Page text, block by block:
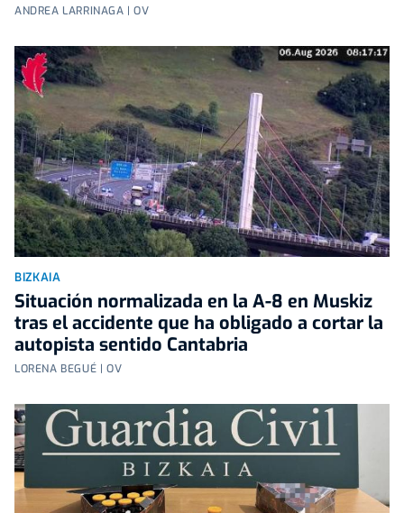
ANDREA LARRINAGA | OV
BIZKAIA
Situación normalizada en la A-8 en Muskiz
tras el accidente que ha obligado a cortar la
autopista sentido Cantabria
LORENA BEGUÉ | OV